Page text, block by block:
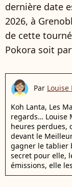
dernière date
2026, à
de cette
Pokora soit
Par
Koh Lanta, Les
regards… Louise
heures perdues,
devant le
gagner le tablier
secret pour elle,
émissions, elle